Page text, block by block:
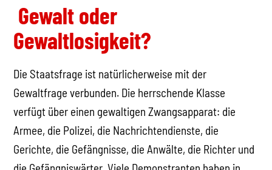
Gewalt oder
Gewaltlosigkeit?
Die Staatsfrage ist natürlicherweise mit der
Gewaltfrage verbunden. Die herrschende Klasse
verfügt über einen gewaltigen Zwangsapparat: die
Armee, die Polizei, die Nachrichtendienste, die
Gerichte, die Gefängnisse, die Anwälte, die Richter und